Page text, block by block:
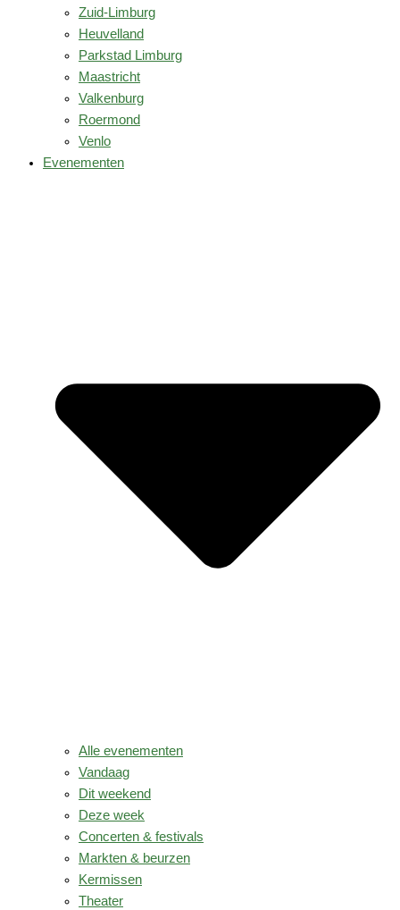
Zuid-Limburg
Heuvelland
Parkstad Limburg
Maastricht
Valkenburg
Roermond
Venlo
Evenementen
Alle evenementen
Vandaag
Dit weekend
Deze week
Concerten & festivals
Markten & beurzen
Kermissen
Theater